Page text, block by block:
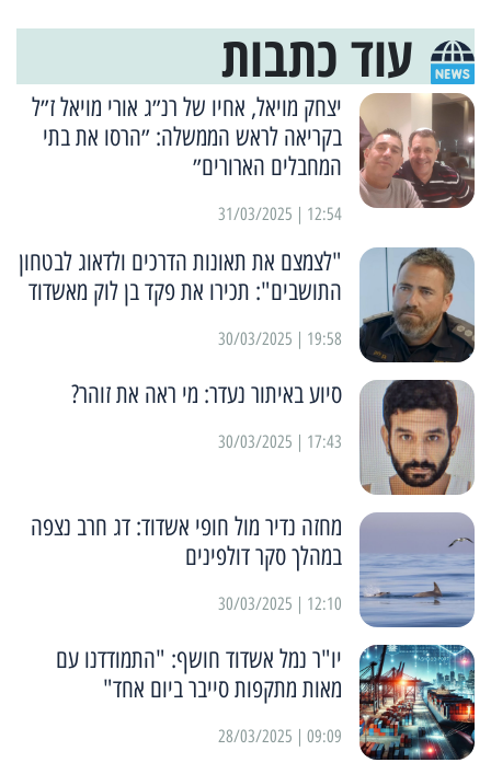
עוד כתבות
יצחק מויאל, אחיו של רנ״ג אורי מויאל ז״ל
בקריאה לראש הממשלה: ״הרסו את בתי
המחבלים הארורים״
12:54 | 31/03/2025
"לצמצם את תאונות הדרכים ולדאוג לבטחון
התושבים": תכירו את פקד בן לוק מאשדוד
19:58 | 30/03/2025
סיוע באיתור נעדר: מי ראה את זוהר?
17:43 | 30/03/2025
מחזה נדיר מול חופי אשדוד: דג חרב נצפה
במהלך סקר דולפינים
12:10 | 30/03/2025
יו"ר נמל אשדוד חושף: "התמודדנו עם
מאות מתקפות סייבר ביום אחד"
09:09 | 28/03/2025